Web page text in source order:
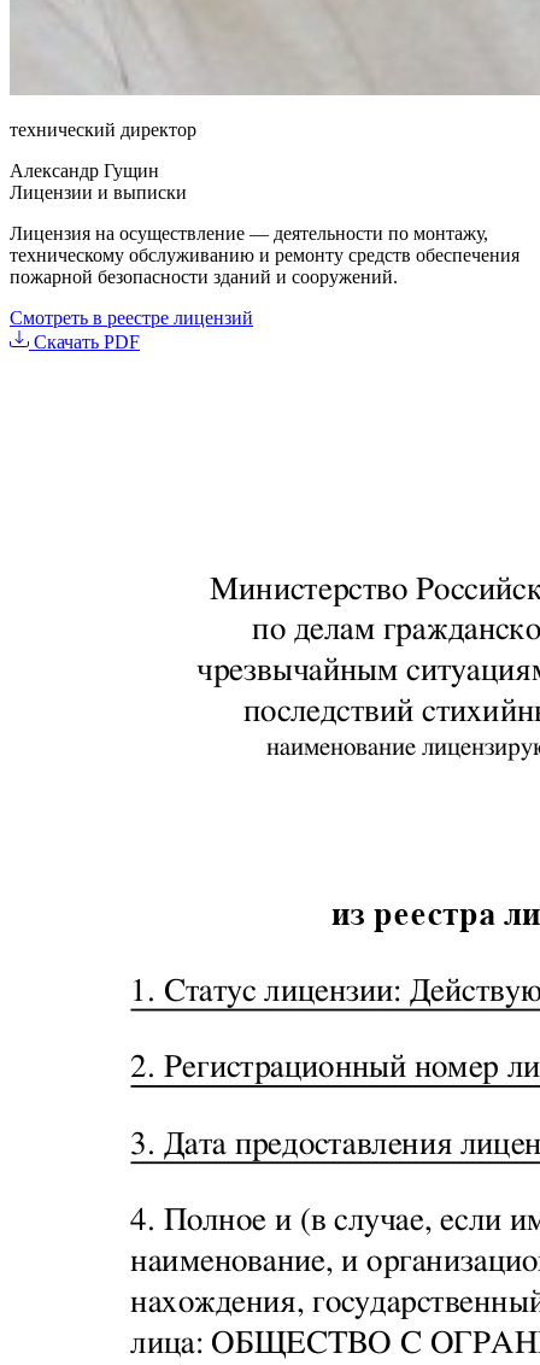
технический директор
Александр Гущин
Лицензии и выписки
Лицензия на осуществление — деятельности по монтажу,
техническому обслуживанию и ремонту средств обеспечения
пожарной безопасности зданий и сооружений.
Смотреть в реестре лицензий
Скачать PDF